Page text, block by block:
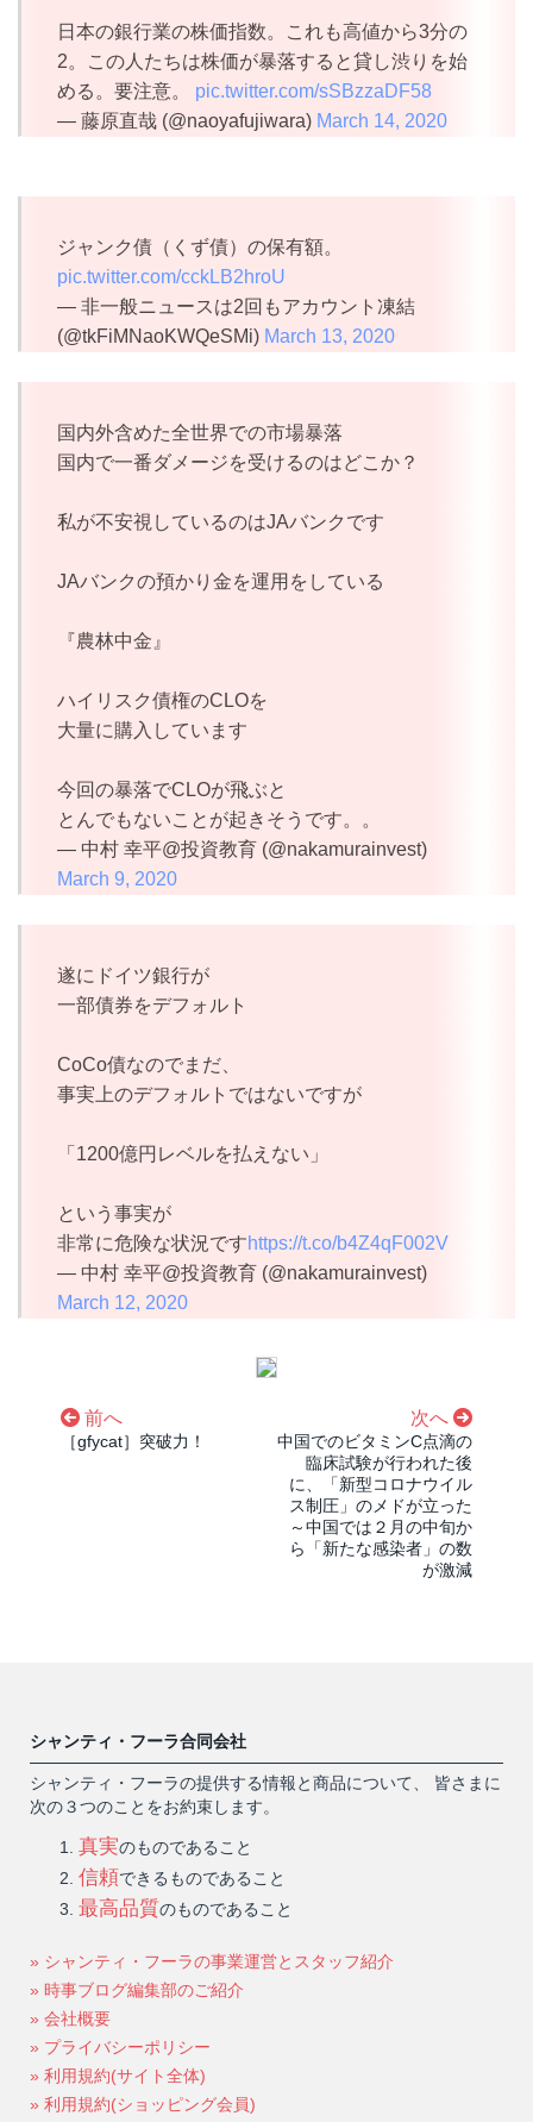
日本の銀行業の株価指数。これも高値から3分の
2。この人たちは株価が暴落すると貸し渋りを始
める。要注意。 pic.twitter.com/sSBzzaDF58
— 藤原直哉 (@naoyafujiwara) March 14, 2020
ジャンク債（くず債）の保有額。
pic.twitter.com/cckLB2hroU
— 非一般ニュースは2回もアカウント凍結
(@tkFiMNaoKWQeSMi) March 13, 2020
国内外含めた全世界での市場暴落
国内で一番ダメージを受けるのはどこか？
私が不安視しているのはJAバンクです
JAバンクの預かり金を運用をしている
『農林中金』
ハイリスク債権のCLOを
大量に購入しています
今回の暴落でCLOが飛ぶと
とんでもないことが起きそうです。。
— 中村 幸平@投資教育 (@nakamurainvest)
March 9, 2020
遂にドイツ銀行が
一部債券をデフォルト
CoCo債なのでまだ、
事実上のデフォルトではないですが
「1200億円レベルを払えない」
という事実が
非常に危険な状況ですhttps://t.co/b4Z4qF002V
— 中村 幸平@投資教育 (@nakamurainvest)
March 12, 2020
前へ
［gfycat］突破力！
次へ
中国でのビタミンC点滴の
臨床試験が行われた後
に、「新型コロナウイル
ス制圧」のメドが立った
～中国では２月の中旬か
ら「新たな感染者」の数
が激減
シャンティ・フーラ合同会社
シャンティ・フーラの提供する情報と商品について、 皆さまに
次の３つのことをお約束します。
真実のものであること
信頼できるものであること
最高品質のものであること
» シャンティ・フーラの事業運営とスタッフ紹介
» 時事ブログ編集部のご紹介
» 会社概要
» プライバシーポリシー
» 利用規約(サイト全体)
» 利用規約(ショッピング会員)